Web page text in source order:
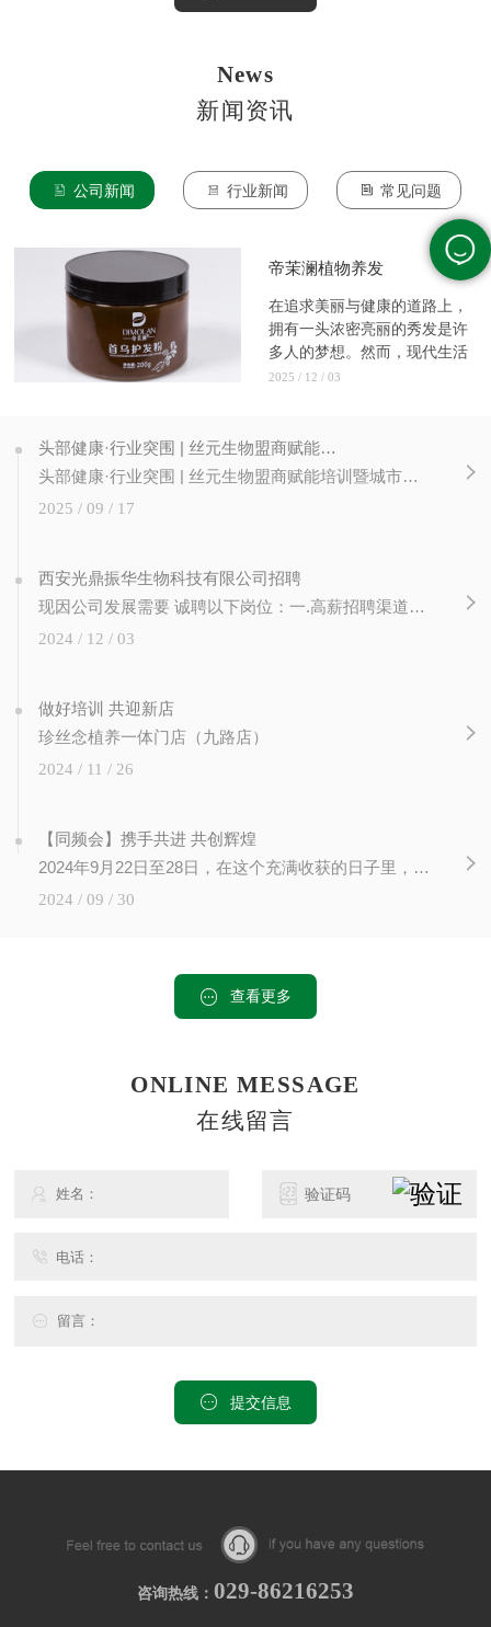
News
新闻资讯
公司新闻 行业新闻 常见问题
帝茉澜植物养发
在追求美丽与健康的道路上，
拥有一头浓密亮丽的秀发是许
多人的梦想。然而，现代生活
的压...
2025 / 12 / 03
头部健康·行业突围 | 丝元生物盟商赋能培训暨城市合伙人计划圆满成功！
头部健康·行业突围 | 丝元生物盟商赋能培训暨城市合伙人计划圆满成功！ 赋能新篇章，合伙创未来 近日，丝元生物成功举办 【头部健康 行业突围】 盟商赋能培训暨城市合伙人计划启动仪式。本次大会旨在通过专业培训、政策发布与深度交流， 提升加盟商经营能力，并正式启动城市合伙人计划，为公司渠道扩张与...
2025 / 09 / 17
西安光鼎振华生物科技有限公司招聘
现因公司发展需要 诚聘以下岗位：一.高薪招聘渠道经理3人（10K -15K）岗位职责：1. 负责公司营销推广渠道（美业门店、类美业门店、非美业资源等）的发展、推广、维护及管理；2. 市场开发：根据销售计划，制订市场开发的计划，拜访挖掘、推广渠道、完成公司任务；3. 客户维护：负责所辖客户的日常维护，收集客户意见。 二....
2024 / 12 / 03
做好培训 共迎新店
珍丝念植养一体门店（九路店）
2024 / 11 / 26
【同频会】携手共进 共创辉煌
2024年9月22日至28日，在这个充满收获的日子里，在陕西西安未央区文景广场，珍丝念2024同频会隆重召开， 各地30多名市场老师齐聚一堂，我们共同见证了知识的力量，感受到了成长的喜悦。此次培训会...
2024 / 09 / 30
查看更多
ONLINE MESSAGE
在线留言
提交信息
咨询热线： 029-86216253